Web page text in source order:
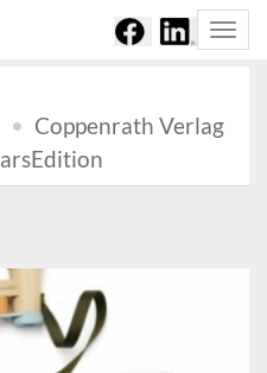
Coppenrath Verlag
arsEdition